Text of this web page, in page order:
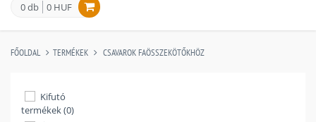
0 db 0 HUF
FŐOLDAL TERMÉKEK CSAVAROK FAÖSSZEKÖTŐKHÖZ
Kifutó
termékek (0)